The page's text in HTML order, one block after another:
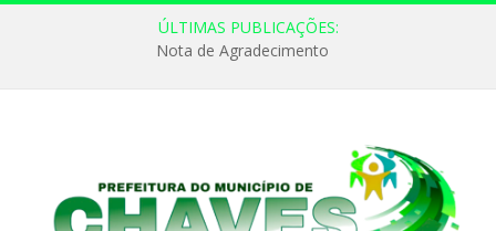
ÚLTIMAS PUBLICAÇÕES:
Nota de Agradecimento